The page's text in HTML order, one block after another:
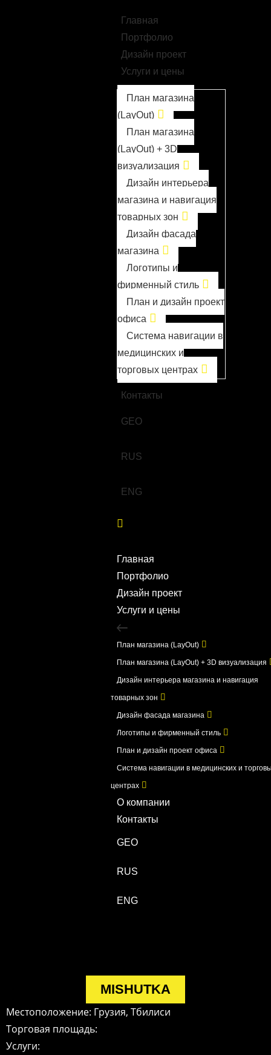
Главная
Портфолио
Дизайн проект
Услуги и цены
План магазина
(LayOut)
План магазина
(LayOut) + 3D
визуализация
Дизайн интерьера
магазина и навигация
товарных зон
Дизайн фасада
магазина
Логотипы и
фирменный стиль
План и дизайн проект
офиса
Система навигации в
медицинских и
торговых центрах
О компании
Контакты
GEO
RUS
ENG
Главная
Портфолио
Дизайн проект
Услуги и цены
План магазина (LayOut)
План магазина (LayOut) + 3D визуализация
Дизайн интерьера магазина и навигация
товарных зон
Дизайн фасада магазина
Логотипы и фирменный стиль
План и дизайн проект офиса
Система навигации в медицинских и
центрах
О компании
Контакты
GEO
RUS
ENG
MISHUTKA
Местоположение: Грузия, Тбилиси
Торговая площадь:
Услуги: